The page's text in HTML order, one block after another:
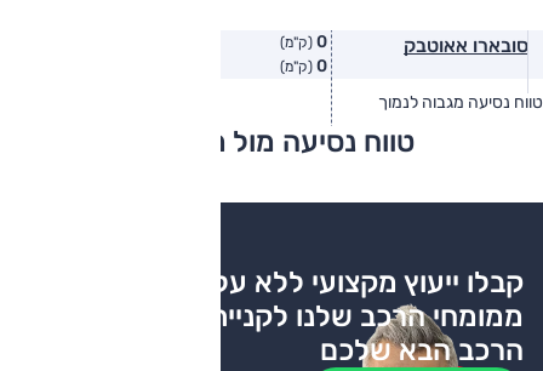
סובארו אאוטבק 0 (ק"מ)
0 (ק"מ)
טווח נסיעה מגבוה לנמוך
טווח נסיעה מול מתחרים
קבלו ייעוץ מקצועי ללא עלות
ממומחי הרכב שלנו לקניית
הרכב הבא שלכם